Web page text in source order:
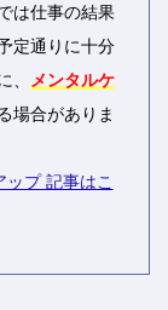
は仕事の結果
定通りに十分
、
メンタルケ
場合がありま
ップ 記事はこ